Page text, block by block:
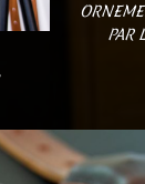
PAR